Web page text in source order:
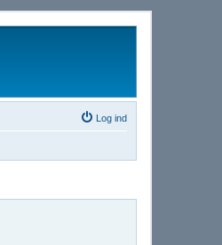
Log ind